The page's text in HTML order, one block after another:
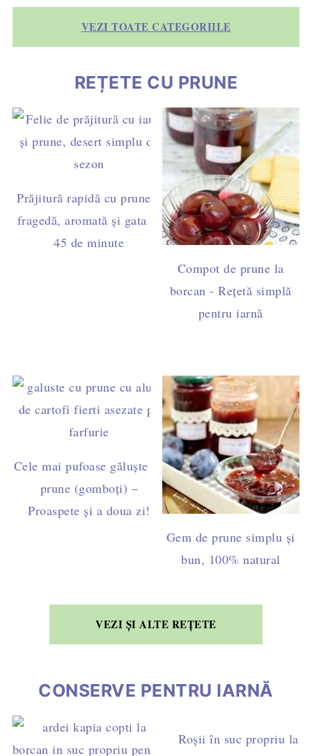
VEZI TOATE CATEGORIILE
REȚETE CU PRUNE
Prăjitură rapidă cu prune –
fragedă, aromată și gata în
45 de minute
Compot de prune la
borcan - Rețetă simplă
pentru iarnă
Cele mai pufoase găluște cu
prune (gomboți) –
Proaspete și a doua zi!
Gem de prune simplu și
bun, 100% natural
VEZI ȘI ALTE REȚETE
CONSERVE PENTRU IARNĂ
Roșii în suc propriu la